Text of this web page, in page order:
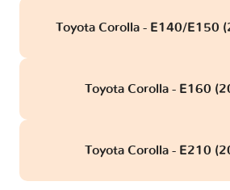
Toyota Corolla - E140/E150
Toyota Corolla - E160
Toyota Corolla - E210